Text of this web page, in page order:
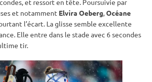
et ressort en tête. Poursuivie par
et notamment Elvira Oeberg,Océane
l’écart. La glisse semble excellente
Elle entre dans le stade avec 6 secondes
tir.